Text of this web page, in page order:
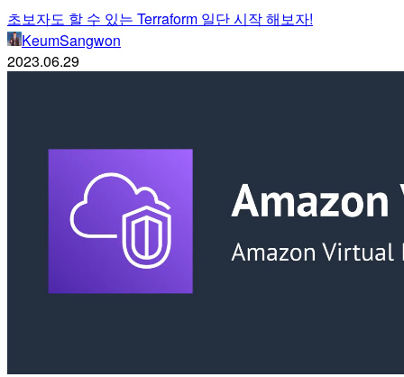
초보자도 할 수 있는 Terraform 일단 시작 해보자!
KeumSangwon
2023.06.29